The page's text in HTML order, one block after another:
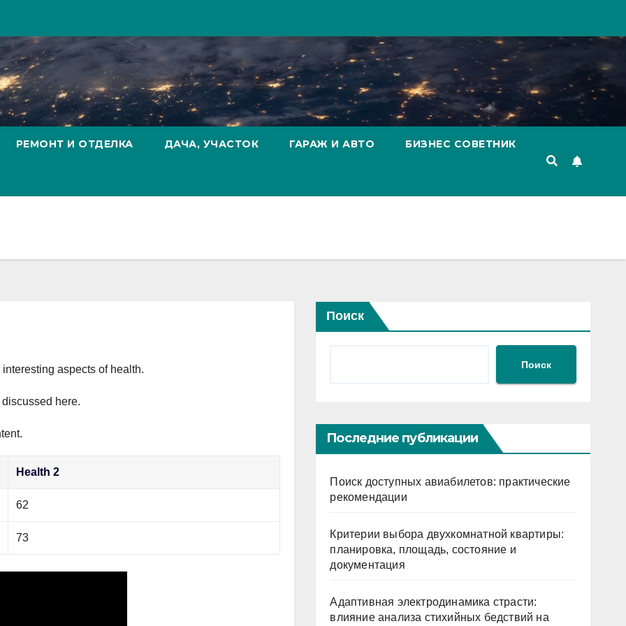
РЕМОНТ И ОТДЕЛКА ДАЧА, УЧАСТОК ГАРАЖ И АВТО БИЗНЕС СОВЕТНИК
aspects of health.
here.
Health 2
62
73
Поиск
Поиск
Последние публикации
Поиск доступных авиабилетов: практические
рекомендации
Критерии выбора двухкомнатной квартиры:
планировка, площадь, состояние и
документация
Адаптивная электродинамика страсти:
влияние анализа стихийных бедствий на